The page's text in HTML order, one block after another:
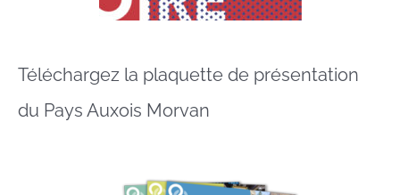
Téléchargez la plaquette de présentation
du Pays Auxois Morvan